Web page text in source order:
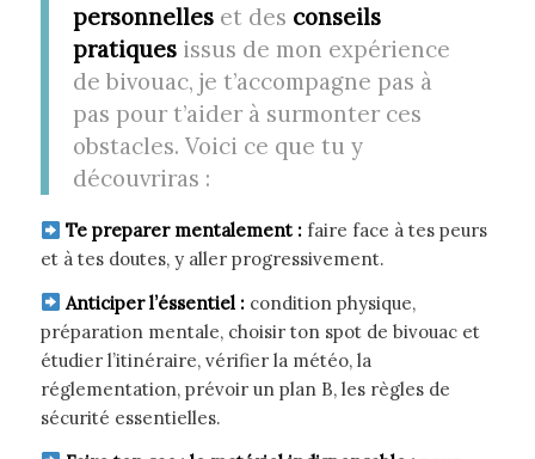
personnelleset des conseils
pratiquesissus de mon expérience
de bivouac, je t’accompagne pas à
pas pour t’aider à surmonter ces
obstacles. Voici ce que tu y
découvriras :
Te preparer mentalement :faire face à tes peurs
et à tes doutes, y aller progressivement.
Anticiper l’éssentiel :condition physique,
préparation mentale, choisir ton spot de bivouac et
étudier l’itinéraire, vérifier la météo, la
réglementation, prévoir un plan B, les règles de
sécurité essentielles.